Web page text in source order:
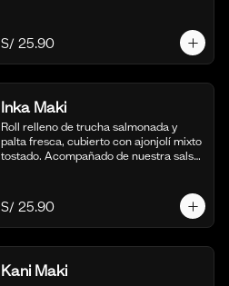
(10 cortes)
S/ 25.90
Inka Maki
Roll relleno de trucha salmonada y
palta fresca, cubierto con ajonjolí mixto
tostado. Acompañado de nuestra salsa
S/ 25.90
Kani Maki